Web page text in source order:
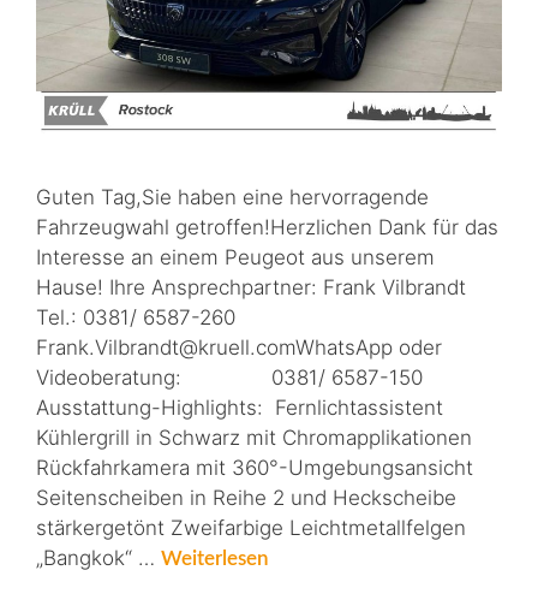
Guten Tag,Sie haben eine hervorragende
Fahrzeugwahl getroffen!Herzlichen Dank für das
Interesse an einem Peugeot aus unserem
Hause! Ihre Ansprechpartner: Frank Vilbrandt
Tel.: 0381/ 6587-260
Frank.Vilbrandt@kruell.comWhatsApp oder
Videoberatung: 0381/ 6587-150
Ausstattung-Highlights: Fernlichtassistent
Kühlergrill in Schwarz mit Chromapplikationen
Rückfahrkamera mit 360°-Umgebungsansicht
Seitenscheiben in Reihe 2 und Heckscheibe
stärkergetönt Zweifarbige Leichtmetallfelgen
„Bangkok“ … Weiterlesen